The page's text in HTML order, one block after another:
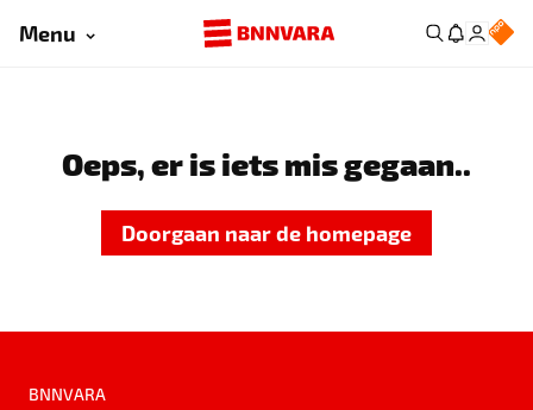
Menu
Oeps, er is iets mis gegaan..
Doorgaan naar de homepage
BNNVARA